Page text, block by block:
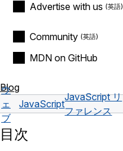
Advertise with us
Community
MDN on GitHub
Blog
ウ
ェ
ブ
JavaScript
JavaScript リ
ファレンス
目次